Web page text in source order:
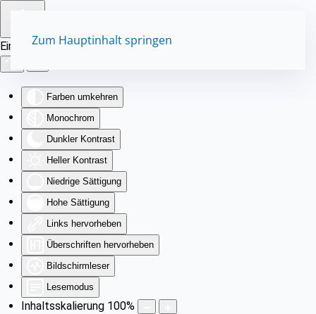
Eingabehilfen öffnen
Farben umkehren
Monochrom
Dunkler Kontrast
Heller Kontrast
Niedrige Sättigung
Hohe Sättigung
Links hervorheben
Überschriften hervorheben
Bildschirmleser
Lesemodus
Inhaltsskalierung 100%
Zum Hauptinhalt springen